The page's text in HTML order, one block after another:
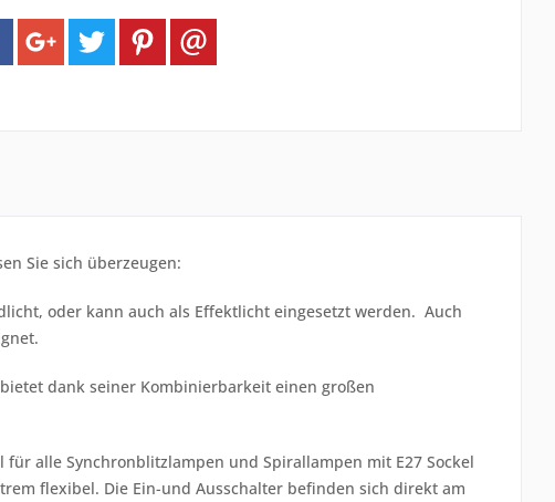
Sie sich überzeugen:
oder kann auch als Effektlicht eingesetzt werden. Auch
dank seiner Kombinierbarkeit einen großen
alle Synchronblitzlampen und Spirallampen mit E27 Sockel
flexibel. Die Ein-und Ausschalter befinden sich direkt am